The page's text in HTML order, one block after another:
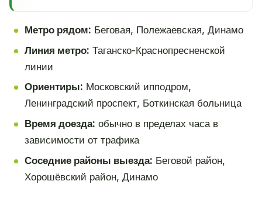
Метро рядом: Беговая, Полежаевская, Динамо
Линия метро: Таганско-Краснопресненской
линии
Ориентиры: Московский ипподром,
Ленинградский проспект, Боткинская больница
Время доезда: обычно в пределах часа в
зависимости от трафика
Соседние районы выезда: Беговой район,
Хорошёвский район, Динамо